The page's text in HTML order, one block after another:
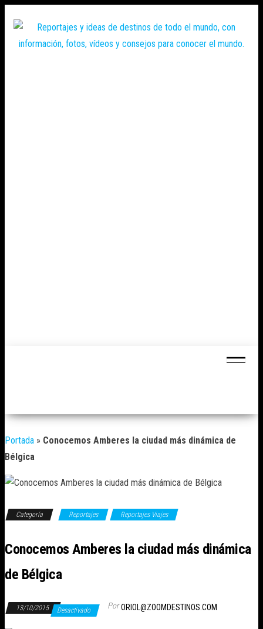
contenido
Portada » Conocemos Amberes la ciudad más dinámica de
Bélgica
Categoría Reportajes Reportajes Viajes
Conocemos Amberes la ciudad más dinámica
de Bélgica
13/10/2015 Desactivado Por ORIOL@ZOOMDESTINOS.COM